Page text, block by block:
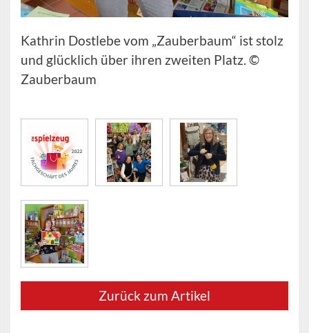
Kathrin Dostlebe vom „Zauberbaum“ ist stolz
und glücklich über ihren zweiten Platz. ©
Zauberbaum
Zurück zum Artikel